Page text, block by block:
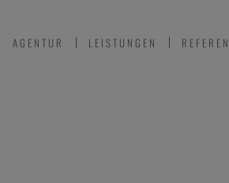
AGENTUR LEISTUNGEN